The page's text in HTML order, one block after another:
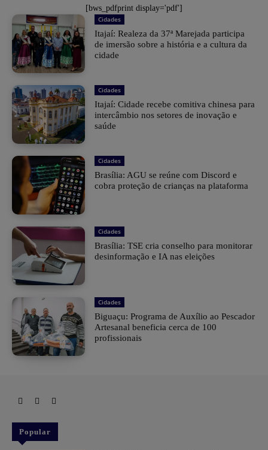
[bws_pdfprint display='pdf']
Cidades
Itajaí: Realeza da 37ª Marejada participa
de imersão sobre a história e a cultura da
cidade
Cidades
Itajaí: Cidade recebe comitiva chinesa para
intercâmbio nos setores de inovação e
saúde
Cidades
Brasília: AGU se reúne com Discord e
cobra proteção de crianças na plataforma
Cidades
Brasília: TSE cria conselho para monitorar
desinformação e IA nas eleições
Cidades
Biguaçu: Programa de Auxílio ao Pescador
Artesanal beneficia cerca de 100
profissionais
Popular